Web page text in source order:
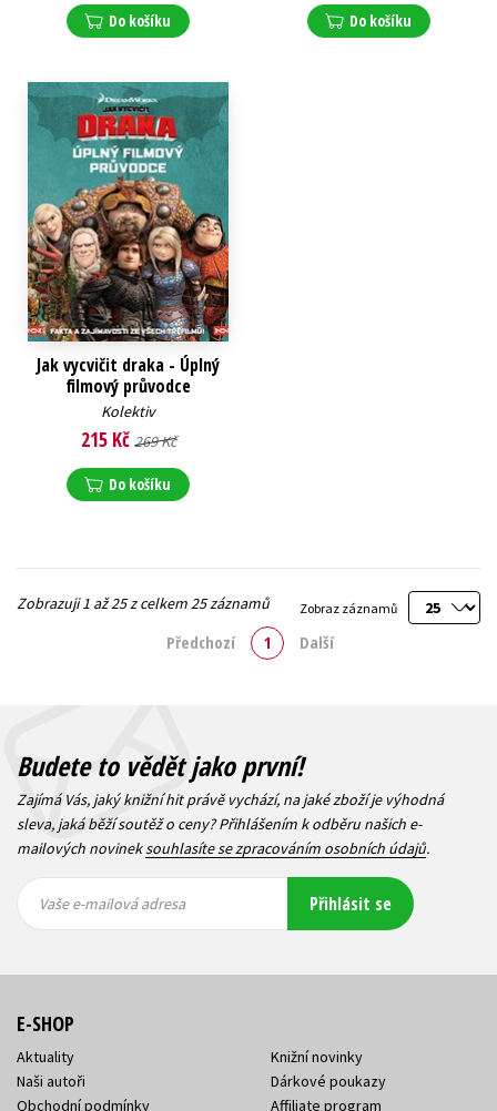
Do košíku Do košíku
Jak vycvičit draka - Úplný
filmový průvodce
Kolektiv
215 Kč 269 Kč
Do košíku
Zobraz záznamů
Zobrazuji 1 až 25 z celkem 25 záznamů
Předchozí 1 Další
Budete to vědět jako první!
Zajímá Vás, jaký knižní hit právě vychází, na jaké zboží je výhodná
sleva, jaká běží soutěž o ceny? Přihlášením k odběru našich e-
mailových novineksouhlasíte se zpracováním osobních údajů.
mailová
mailová
Vaše e-mailová adresa Přihlásit se
E-SHOP
Aktuality
Naši autoři
Obchodní podmínky
Knižní novinky
Dárkové poukazy
Affiliate program